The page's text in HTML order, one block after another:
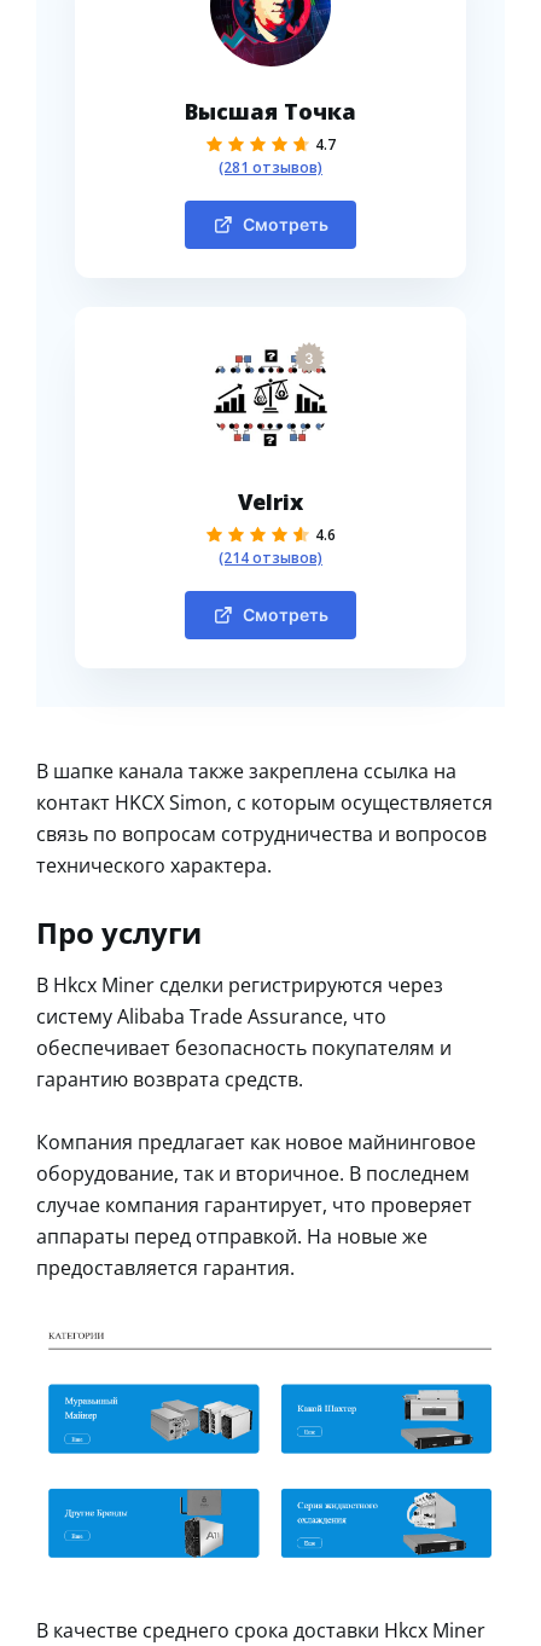
Высшая Точка
4.7
(281 отзывов)
Смотреть
3
Velrix
4.6
(214 отзывов)
Смотреть
В шапке канала также закреплена ссылка на
контакт HKCX Simon, с которым осуществляется
связь по вопросам сотрудничества и вопросов
технического характера.
Про услуги
В Hkcx Miner сделки регистрируются через
систему Alibaba Trade Assurance, что
обеспечивает безопасность покупателям и
гарантию возврата средств.
Компания предлагает как новое майнинговое
оборудование, так и вторичное. В последнем
случае компания гарантирует, что проверяет
аппараты перед отправкой. На новые же
предоставляется гарантия.
В качестве среднего срока доставки Hkcx Miner